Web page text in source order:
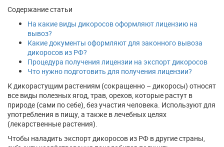
Содержание статьи
На какие виды дикоросов оформляют лицензию на
вывоз?
Какие документы оформляют для законного вывоза
дикоросов из РФ?
Процедура получения лицензии на экспорт дикоросов
Что нужно подготовить для получения лицензии?
К дикорастущим растениям (сокращенно – дикоросы) относят
все виды полезных ягод, трав, орехов, которые растут в
природе (сами по себе), без участия человека. Используют для
употребления в пищу, а также в лечебных целях
(лекарственные растения).
Чтобы наладить экспорт дикоросов из РФ в другие страны,